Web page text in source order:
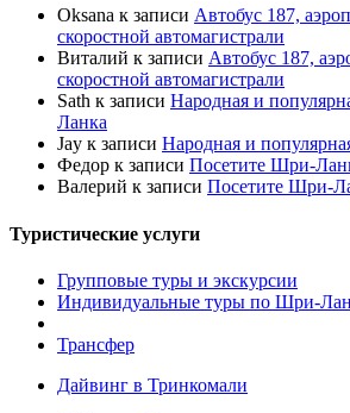
Oksana к записи Автобус 187,
скоростной автомагистрали
Виталий к записи Автобус 187,
скоростной автомагистрали
Sath к записи Народная и
Ланка
Jay к записи Народная и
Федор к записи Посетите Шри-
Валерий к записи Посетите Шри-
Туристические услуги
Групповые туры и экскурсии
Индивидуальные туры по Шри-
Трансфер
Дайвинг в Тринкомали